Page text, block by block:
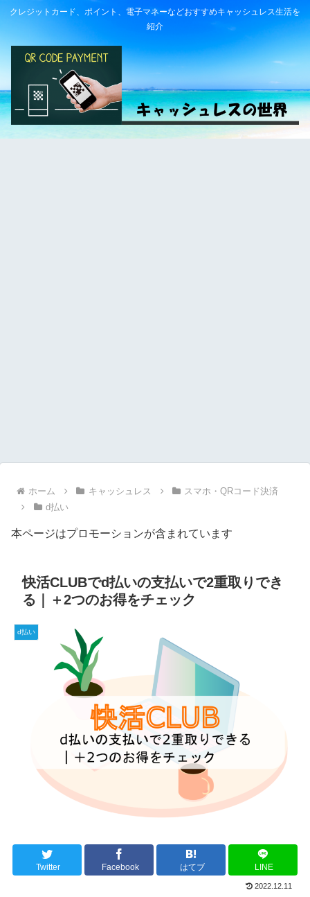
クレジットカード、ポイント、電子マネーなどおすすめキャッシュレス生活を
紹介
ホーム キャッシュレス
スマホ・QRコード決済
d払い
本ページはプロモーションが含まれています
快活CLUBでd払いの支払いで2重取りでき
る｜＋2つのお得をチェック
d払い
Twitter Facebook はてブ LINE
2022.12.11